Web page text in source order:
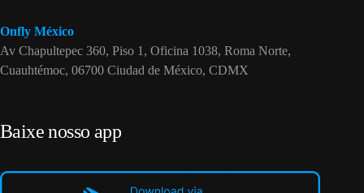
Onfly México
Av Chapultepec 360, Piso 1, Oficina 1038, Roma Norte,
Cuauhtémoc, 06700 Ciudad de México, CDMX
Baixe nosso app